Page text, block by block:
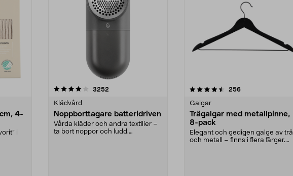
4-
i
3252
Klädvård
Noppborttagare batteridriven
Vårda kläder och andra textilier –
ta bort noppor och ludd.
4.5av 5 stjärnor 256recensioner
Galgar
Trägalgar med metallpinne,
8-pack
Elegant och gedigen galge av trä
och metall – finns i flera färger.
4.0av 5 stjärnor